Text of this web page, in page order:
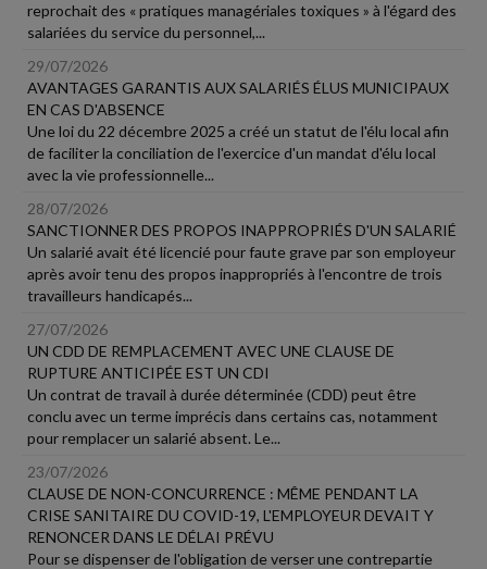
reprochait des « pratiques managériales toxiques » à l'égard des
salariées du service du personnel,...
29/07/2026
AVANTAGES GARANTIS AUX SALARIÉS ÉLUS MUNICIPAUX
EN CAS D'ABSENCE
Une loi du 22 décembre 2025 a créé un statut de l'élu local afin
de faciliter la conciliation de l'exercice d'un mandat d'élu local
avec la vie professionnelle...
28/07/2026
SANCTIONNER DES PROPOS INAPPROPRIÉS D'UN SALARIÉ
Un salarié avait été licencié pour faute grave par son employeur
après avoir tenu des propos inappropriés à l'encontre de trois
travailleurs handicapés...
27/07/2026
UN CDD DE REMPLACEMENT AVEC UNE CLAUSE DE
RUPTURE ANTICIPÉE EST UN CDI
Un contrat de travail à durée déterminée (CDD) peut être
conclu avec un terme imprécis dans certains cas, notamment
pour remplacer un salarié absent. Le...
23/07/2026
CLAUSE DE NON-CONCURRENCE : MÊME PENDANT LA
CRISE SANITAIRE DU COVID-19, L'EMPLOYEUR DEVAIT Y
RENONCER DANS LE DÉLAI PRÉVU
Pour se dispenser de l'obligation de verser une contrepartie